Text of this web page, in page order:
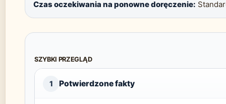
Czas oczekiwania na ponowne doręczenie:
SZYBKI PRZEGLĄD
1 Potwierdzone fakty